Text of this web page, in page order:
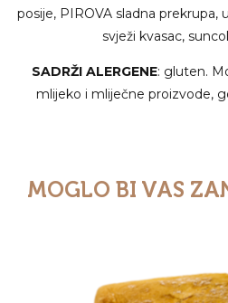
posije, PIROVA sladna prekrupa,
svježi kvasac,
SADRŽI ALERGENE: gluten.
mlijeko i mliječne proizvode,
MOGLO BI VAS